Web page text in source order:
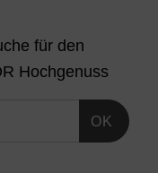
für den
Hochgenuss
OK